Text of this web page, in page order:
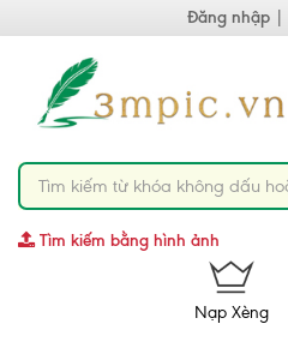
Đăng nhập
Tìm kiếm bằng hình ảnh
Nạp Xèng